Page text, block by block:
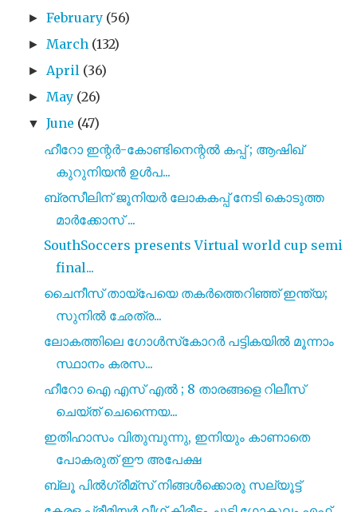
►February (56)
► March (132)
► April (36)
► May (26)
▼ June (47)
ഹീറോ ഇന്റർ-കോണ്ടിനെന്റൽ കപ്പ് ; ആഷിഖ്
കുറുനിയൻ ഉൾപ...
ബ്രസീലിന് ജൂനിയർ ലോകകപ്പ് നേടി കൊടുത്ത
മാർക്കോസ് ...
SouthSoccers presents Virtual world cup semi
final...
ചൈനീസ് തായ്‌പേയെ തകർത്തെറിഞ്ഞ് ഇന്ത്യ;
സുനിൽ ഛേത്ര...
ലോകത്തിലെ ഗോൾസ്‌കോറർ പട്ടികയിൽ മൂന്നാം
സ്ഥാനം കരസ...
ഹീറോ ഐ എസ്‌ എൽ ; 8 താരങ്ങളെ റിലീസ്
ചെയ്‌ത് ചെന്നൈയ...
ഇതിഹാസം വിതുമ്പുന്നു, ഇനിയും കാണാതെ
പോകരുത് ഈ അപേക്ഷ
ബ്ലൂ പിൽഗ്രീമ്സ് നിങ്ങൾക്കൊരു സല്യൂട്ട്